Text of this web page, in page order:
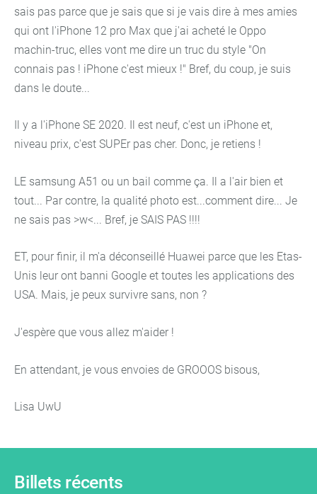
Billets récents
sais pas parce que je sais que si je vais dire à mes amies
qui ont l'iPhone 12 pro Max que j'ai acheté le Oppo
machin-truc, elles vont me dire un truc du style "On
connais pas ! iPhone c'est mieux !" Bref, du coup, je suis
dans le doute...
Il y a l'iPhone SE 2020. Il est neuf, c'est un iPhone et,
niveau prix, c'est SUPEr pas cher. Donc, je retiens !
LE samsung A51 ou un bail comme ça. Il a l'air bien et
tout... Par contre, la qualité photo est...comment dire... Je
ne sais pas >w<... Bref, je SAIS PAS !!!!
ET, pour finir, il m'a déconseillé Huawei parce que les Etas-
Unis leur ont banni Google et toutes les applications des
USA. Mais, je peux survivre sans, non ?
J'espère que vous allez m'aider !
En attendant, je vous envoies de GROOOS bisous,
Lisa UwU